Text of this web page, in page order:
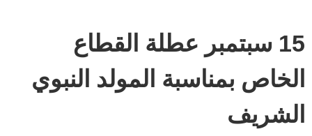
15 سبتمبر عطلة القطاع
الخاص بمناسبة المولد النبوي
الشريف